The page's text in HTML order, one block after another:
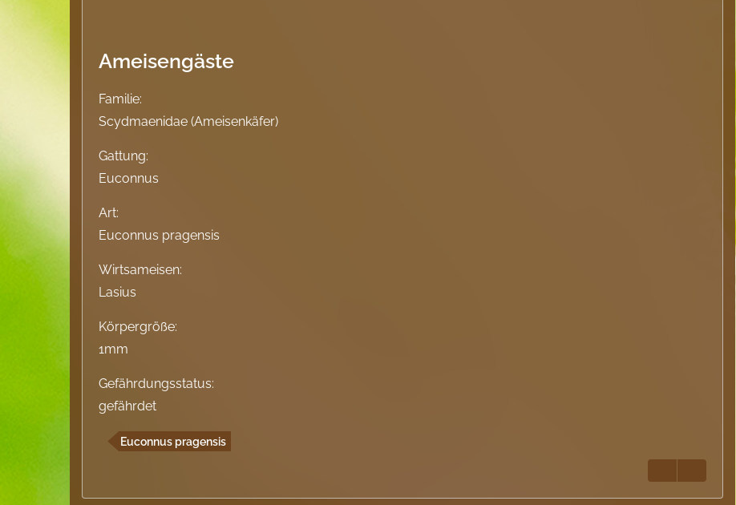
Ameisengäste
Familie:
Scydmaenidae (Ameisenkäfer)
Gattung:
Euconnus
Art:
Euconnus pragensis
Wirtsameisen:
Lasius
Körpergröße:
1mm
Gefährdungsstatus:
gefährdet
Euconnus pragensis